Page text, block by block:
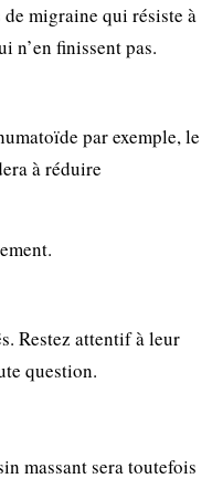
migraine qui résiste à
n’en finissent pas.
par exemple, le
à réduire
Restez attentif à leur
question.
massant sera toutefois